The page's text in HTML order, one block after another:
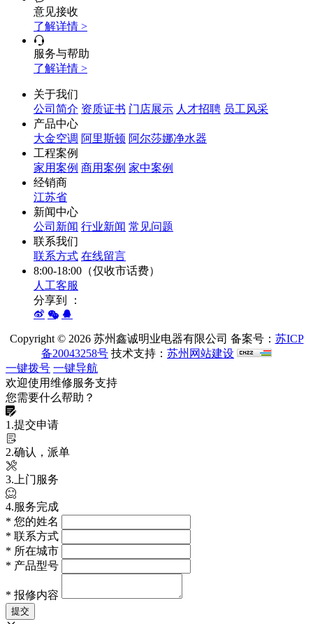
意见接收
了解详情 >
服务与帮助
了解详情 >
关于我们
公司简介 资质证书 门店展示 人才招聘 员工风采
产品中心
大金空调 阿里斯顿 阿尔莎娜净水器
工程案例
家用案例 商用案例 家中案例
经销商
江苏省
新闻中心
公司新闻 行业新闻 常见问题
联系我们
联系方式 在线留言
8:00-18:00（仅收市话费）
人工客服
分享到 ：
Copyright © 2026 苏州鑫诚明业电器有限公司 备案号： 苏ICP
备20043258号 技术支持： 苏州网站建设
一键拨号 一键导航
欢迎使用维修服务支持
您需要什么帮助？
1.提交申请
2.确认，派单
3.上门服务
4.服务完成
* 您的姓名
* 联系方式
* 所在城市
* 产品型号
* 报修内容
提交